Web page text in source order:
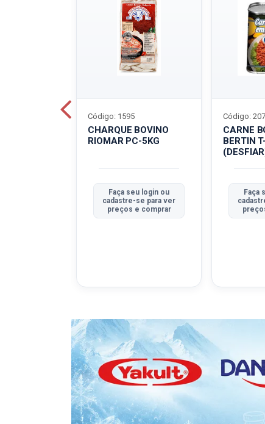
CHARQUE BOVINO
RIOMAR PC-5KG
Código: 1595
Faça seu login ou
cadastre-se para ver
preços e comprar
CARNE
BERTIN
Código:
Faça